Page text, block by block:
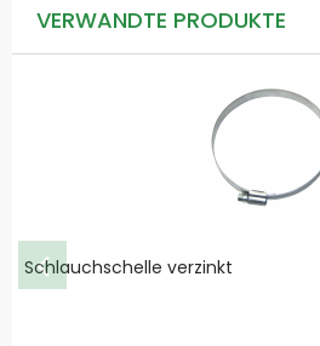
VERWANDTE PRODUKTE
Schlauchschelle verzinkt